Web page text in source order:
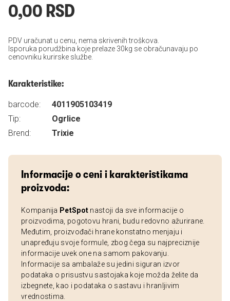
0,00 RSD
PDV uračunat u cenu, nema skrivenih troškova.
Isporuka porudžbina koje prelaze 30kg se obračunavaju po
cenovniku kurirske službe.
Karakteristike:
barcode:
4011905103419
Tip:
Ogrlice
Brend:
Trixie
Informacije o ceni i karakteristikama
proizvoda:
Kompanija PetSpot nastoji da sve informacije o
proizvodima, pogotovu hrani, budu redovno ažurirane.
Međutim, proizvođači hrane konstatno menjaju i
unapređuju svoje formule, zbog čega su najpreciznije
informacije uvek one na samom pakovanju.
Informacije sa ambalaže su jedini siguran izvor
podataka o prisustvu sastojaka koje možda želite da
izbegnete, kao i podataka o sastavu i hranljivim
vrednostima.